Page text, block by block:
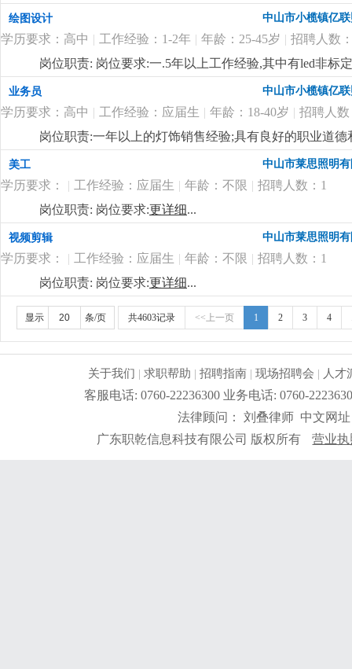
账款的回收跟进；4.负责客户投诉的信息接口传递工作
更新维护等等；
绘图设计 中山市小榄镇亿
学历要求：高中 | 工作经验：1-2年 | 年龄：25-45岁 | 招聘人数
岗位职责: 岗位要求:一.5年以上工作经验,其中有led非标
pro/e或solidworks等相关设计软件。4.认识灯具制作流
势,能够自立完成电子或者结构设计;5.具有良好的交流
际关系良好,听从管理顾全大局;主要负责新产品项目的
有需求的人士，欢迎加入我们的团队！更详细...
业务员 中山市小榄镇亿
学历要求：高中 | 工作经验：应届生 | 年龄：18-40岁 | 招聘人数
岗位职责:一年以上的灯饰销售经验;具有良好的职业道
通，具有良好的市场开发能力，熟悉电脑操作及相关软
美工 中山市莱思照明
学历要求： | 工作经验：应届生 | 年龄：不限 | 招聘人数：1
岗位职责: 岗位要求:更详细...
视频剪辑 中山市莱思照明
学历要求： | 工作经验：应届生 | 年龄：不限 | 招聘人数：1
岗位职责: 岗位要求:更详细...
显示 条/页 共4603记录 <<上一页 1 2 3 4
关于我们 |求职帮助 |招聘指南 |现场招聘会 | 人才
客服电话: 0760-22236300 业务电话: 0760-
法律顾问： 刘叠律师 中文网
广东职乾信息科技有限公司 版权所有
营业